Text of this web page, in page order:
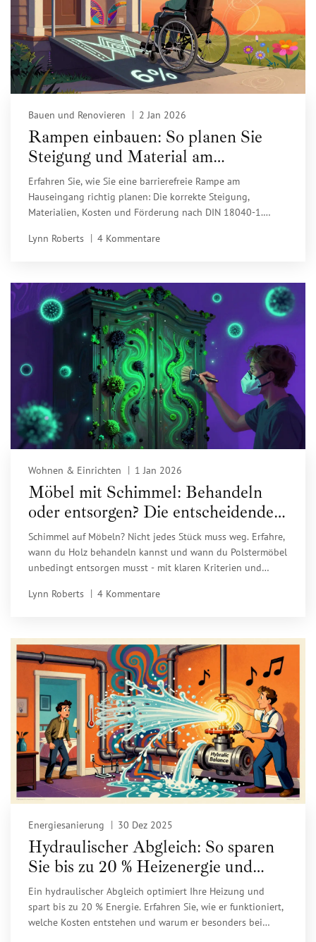
Bauen und Renovieren 2 Jan 2026
Rampen einbauen: So planen Sie
Steigung und Material am
Hauseingang richtig
Erfahren Sie, wie Sie eine barrierefreie Rampe am
Hauseingang richtig planen: Die korrekte Steigung,
Materialien, Kosten und Förderung nach DIN 18040-1.
Lynn Roberts
4 Kommentare
Wohnen & Einrichten 1 Jan 2026
Möbel mit Schimmel: Behandeln
oder entsorgen? Die entscheidenden
Kriterien 2026
Schimmel auf Möbeln? Nicht jedes Stück muss weg. Erfahre,
wann du Holz behandeln kannst und wann du Polstermöbel
unbedingt entsorgen musst - mit klaren Kriterien und
Lynn Roberts
4 Kommentare
Energiesanierung 30 Dez 2025
Hydraulischer Abgleich: So sparen
Sie bis zu 20 % Heizenergie und
CO₂-Emissionen
Ein hydraulischer Abgleich optimiert Ihre Heizung und
spart bis zu 20 % Energie. Erfahren Sie, wie er funktioniert,
welche Kosten entstehen und warum er besonders bei